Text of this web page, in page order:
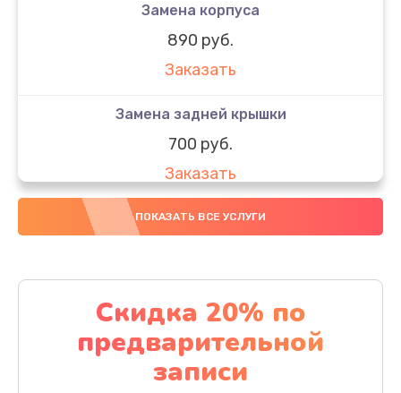
Замена корпуса
890 руб.
Заказать
Замена задней крышки
700 руб.
Заказать
Комплексная чистка
Заказать
Замена стекла
1100 руб.
Заказать
ПОКАЗАТЬ ВСЕ УСЛУГИ
Скидка 20% по
предварительной
записи